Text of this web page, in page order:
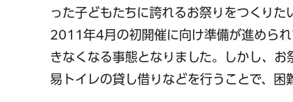
った子どもたちに誇れるお祭りをつくりた
2011年4月の初開催に向け準備が進めら
きなくなる事態となりました。しかし、
易トイレの貸し借りなどを行うことで、困